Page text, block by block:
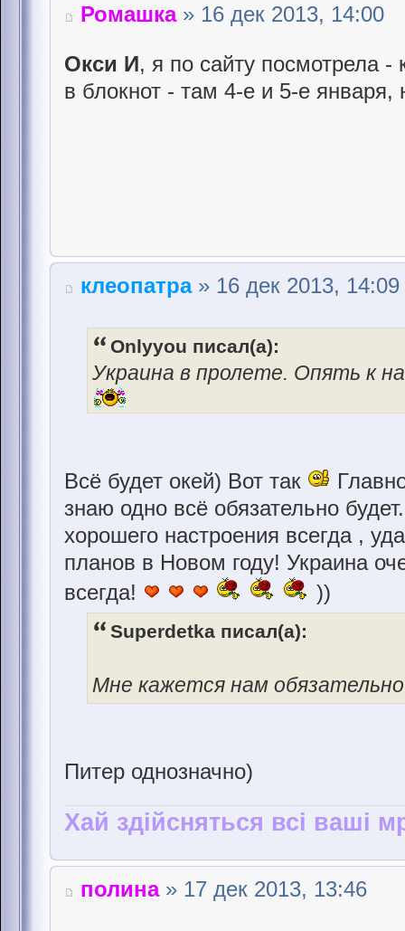
Ромашка» 16 дек 2013, 14:00
Окси И, я по сайту посмотрела -
в блокнот - там 4-е и 5-е
клеопатра» 16 дек 2013, 14:09
Onlyyou писал(а):
Украина в пролете. Опять к
Всё будет окей) Вот так
знаю одно всё обязательно
хорошего настроения всегда ,
планов в Новом году! Украина
всегда!
))
Superdetka писал(а):
Мне кажется нам
Питер однозначно)
Хай здійсняться всі ваші
полина» 17 дек 2013, 13:46